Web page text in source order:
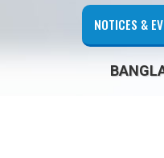
NOTICES &